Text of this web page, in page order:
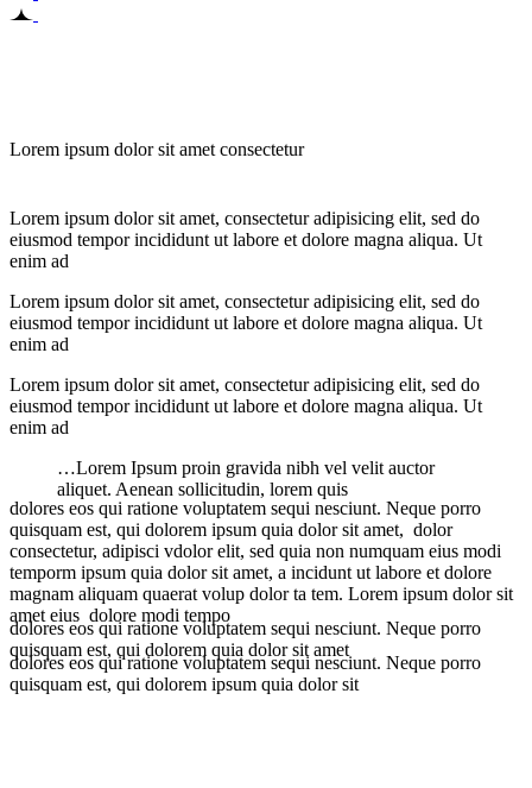
Lorem ipsum dolor sit amet consectetur
Lorem ipsum dolor sit amet, consectetur adipisicing elit, sed do
eiusmod tempor incididunt ut labore et dolore magna aliqua. Ut
enim ad
Lorem ipsum dolor sit amet, consectetur adipisicing elit, sed do
eiusmod tempor incididunt ut labore et dolore magna aliqua. Ut
enim ad
Lorem ipsum dolor sit amet, consectetur adipisicing elit, sed do
eiusmod tempor incididunt ut labore et dolore magna aliqua. Ut
enim ad
…Lorem Ipsum proin gravida nibh vel velit auctor
aliquet. Aenean sollicitudin, lorem quis
dolores eos qui ratione voluptatem sequi nesciunt. Neque porro
quisquam est, qui dolorem ipsum quia dolor sit amet, dolor
consectetur, adipisci vdolor elit, sed quia non numquam eius modi
temporm ipsum quia dolor sit amet, a incidunt ut labore et dolore
magnam aliquam quaerat volup dolor ta tem. Lorem ipsum dolor sit
amet eius dolore modi tempo
dolores eos qui ratione voluptatem sequi nesciunt. Neque porro
quisquam est, qui dolorem quia dolor sit amet
dolores eos qui ratione voluptatem sequi nesciunt. Neque porro
quisquam est, qui dolorem ipsum quia dolor sit